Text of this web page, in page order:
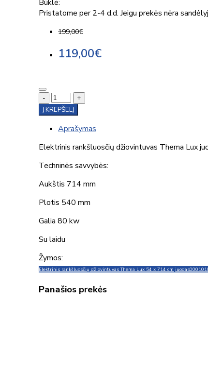
Būklė:
Pristatome per 2-4 d.d. Jeigu prekės nėra
199,00€
119,00€
-
+
Į KREPŠELĮ
Aprašymas
Elektrinis rankšluosčių džiovintuvas Thema Lux
Techninės savvybės:
Aukštis 714 mm
Plotis 540 mm
Galia 80 kw
Su laidu
Žymos:
Elektrinis rankšluosčių džiovintuvas Thema Lux 54 x 714 cm juodas
Panašios prekės